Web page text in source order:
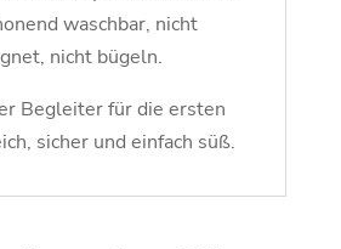
waschbar, nicht
nicht bügeln.
Begleiter für die ersten
sicher und einfach süß.